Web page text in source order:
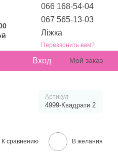
066 168-54-04
067 565-13-03
Ліжка
Перезвонить вам?
Вход Мой заказ
Артикул
4999-Квадрати 2
К сравнению В желания